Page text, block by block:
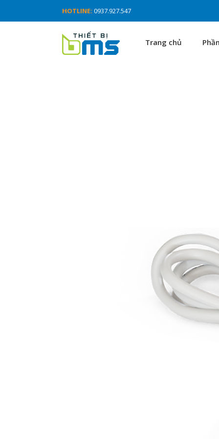
HOTLINE: 0937.927.547
Trang chủ